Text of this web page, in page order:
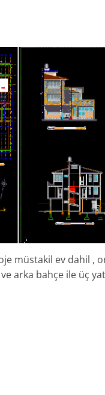
müstakil ev dahil ,
arka bahçe ile üç